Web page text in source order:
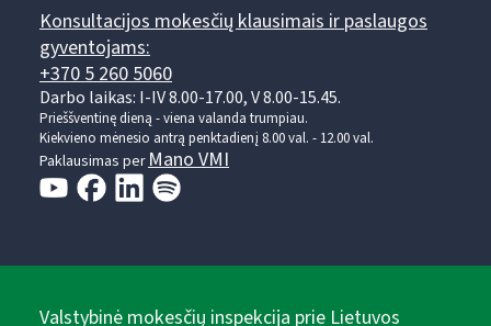
Konsultacijos mokesčių klausimais ir paslaugos
gyventojams:
+370 5 260 5060
Darbo laikas: I-IV 8.00-17.00, V 8.00-15.45.
Prieššventinę dieną - viena valanda trumpiau.
Kiekvieno mėnesio antrą penktadienį 8.00 val. - 12.00 val.
Paklausimas perMano VMI
Valstybinė mokesčių inspekcija prie Lietuvos